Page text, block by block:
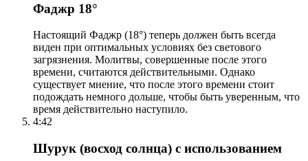
Фаджр 18°
Настоящий Фаджр (18°) теперь должен быть всегда
виден при оптимальных условиях без светового
загрязнения. Молитвы, совершенные после этого
времени, считаются действительными. Однако
существует мнение, что после этого времени стоит
подождать немного дольше, чтобы быть уверенным, что
время действительно наступило.
4:42
Шурук (восход солнца) с использованием